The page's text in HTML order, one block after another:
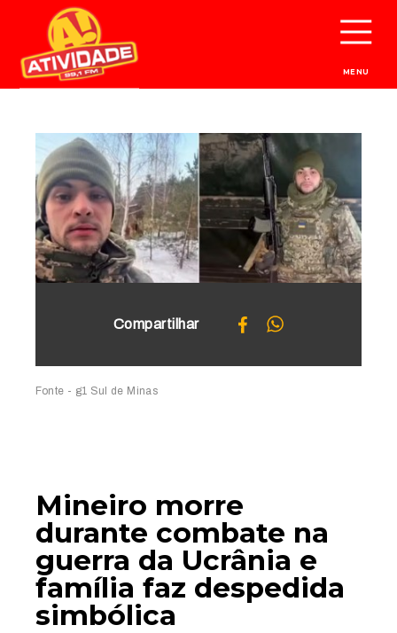
MENU
Mineiro morre
durante combate na
guerra da Ucrânia e
família faz despedida
simbólica
Compartilhar
Fonte - g1 Sul de Minas